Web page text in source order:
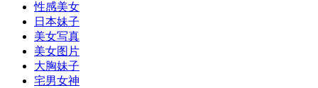
性感美女
日本妹子
美女写真
美女图片
大胸妹子
宅男女神